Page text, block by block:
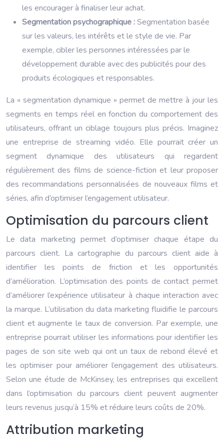
les encourager à finaliser leur achat.
Segmentation psychographique :Segmentation basée
sur les valeurs, les intérêts et le style de vie. Par
exemple, cibler les personnes intéressées par le
développement durable avec des publicités pour des
produits écologiques et responsables.
La « segmentation dynamique » permet de mettre à jour les
segments en temps réel en fonction du comportement des
utilisateurs, offrant un ciblage toujours plus précis. Imaginez
une entreprise de streaming vidéo. Elle pourrait créer un
segment dynamique des utilisateurs qui regardent
régulièrement des films de science-fiction et leur proposer
des recommandations personnalisées de nouveaux films et
séries, afin d’optimiser l’engagement utilisateur.
Optimisation du parcours client
Le data marketing permet d’optimiser chaque étape du
parcours client. La cartographie du parcours client aide à
identifier les points de friction et les opportunités
d’amélioration. L’optimisation des points de contact permet
d’améliorer l’expérience utilisateur à chaque interaction avec
la marque. L’utilisation du data marketing fluidifie le parcours
client et augmente le taux de conversion. Par exemple, une
entreprise pourrait utiliser les informations pour identifier les
pages de son site web qui ont un taux de rebond élevé et
les optimiser pour améliorer l’engagement des utilisateurs.
Selon une étude de McKinsey, les entreprises qui excellent
dans l’optimisation du parcours client peuvent augmenter
leurs revenus jusqu’à 15% et réduire leurs coûts de 20%.
Attribution marketing